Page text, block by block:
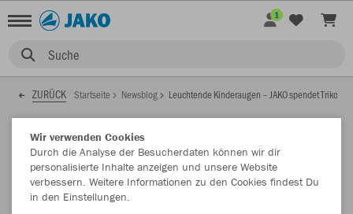
Suche
1
ZURÜCK Startseite Newsblog Leuchtende Kinderaugen – JAKO spendet Trikots
06.02.2023
Leuchtende Kinderaugen – JAKO spendet
Trikots
Wir verwenden Cookies
Durch die Analyse der Besucherdaten können wir dir
personalisierte Inhalte anzeigen und unsere Website
verbessern. Weitere Informationen zu den Cookies findest Du
in den Einstellungen.